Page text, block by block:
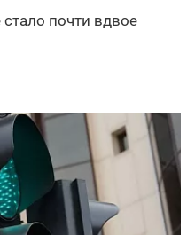
почти вдвое